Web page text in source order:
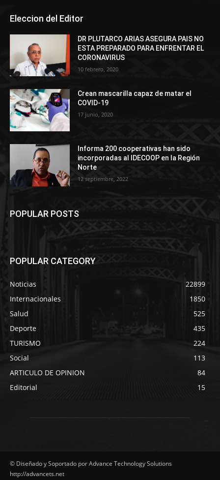
Eleccion del Editor
DR PLUTARCO ARIAS ASEGURA PAIS NO
ESTA PREPARADO PARA ENFRENTAR EL
CORONAVIRUS
10 febrero, 2020
Crean mascarilla capaz de matar el
COVID-19
17 junio, 2020
Informa 200 cooperativas han sido
incorporadas al IDECOOP en la Región
Norte
12 septiembre, 2022
POPULAR POSTS
POPULAR CATEGORY
Noticias
22899
Internacionales
1850
Salud
525
Deporte
435
TURISMO
224
Social
113
ARTICULO DE OPINION
84
Editorial
15
© Diseñado y Soportado por Advance Technology Solutions
http://advancets.net